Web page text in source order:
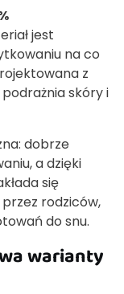
jest
na co
z
skóry i
dobrze
a dzięki
się
rodziców,
do snu.
warianty